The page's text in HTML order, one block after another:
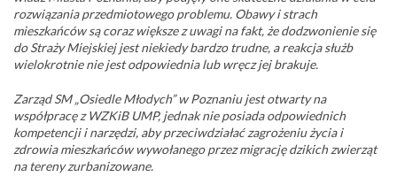
rozwiązania przedmiotowego problemu. Obawy i strach
mieszkańców są coraz większe z uwagi na fakt, że dodzwonienie się
do Straży Miejskiej jest niekiedy bardzo trudne, a reakcja służb
wielokrotnie nie jest odpowiednia lub wręcz jej brakuje.
Zarząd SM „Osiedle Młodych” w Poznaniu jest otwarty na
współpracę z WZKiB UMP, jednak nie posiada odpowiednich
kompetencji i narzędzi, aby przeciwdziałać zagrożeniu życia i
zdrowia mieszkańców wywołanego przez migrację dzikich zwierząt
na tereny zurbanizowane.